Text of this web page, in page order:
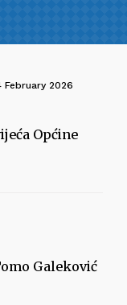
February 2026
Općine
Galeković